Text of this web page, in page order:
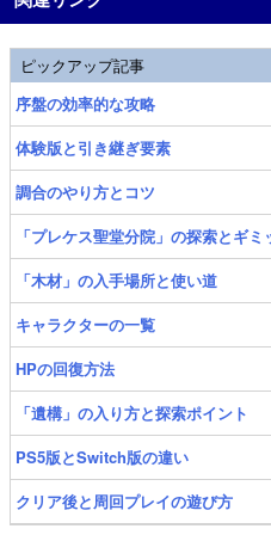
ピックアップ記事
序盤の効率的な攻略
体験版と引き継ぎ要素
調合のやり方とコツ
「プレケス聖堂分院」の探索とギ
「木材」の入手場所と使い道
キャラクターの一覧
HPの回復方法
「遺構」の入り方と探索ポイント
PS5版とSwitch版の違い
クリア後と周回プレイの遊び方